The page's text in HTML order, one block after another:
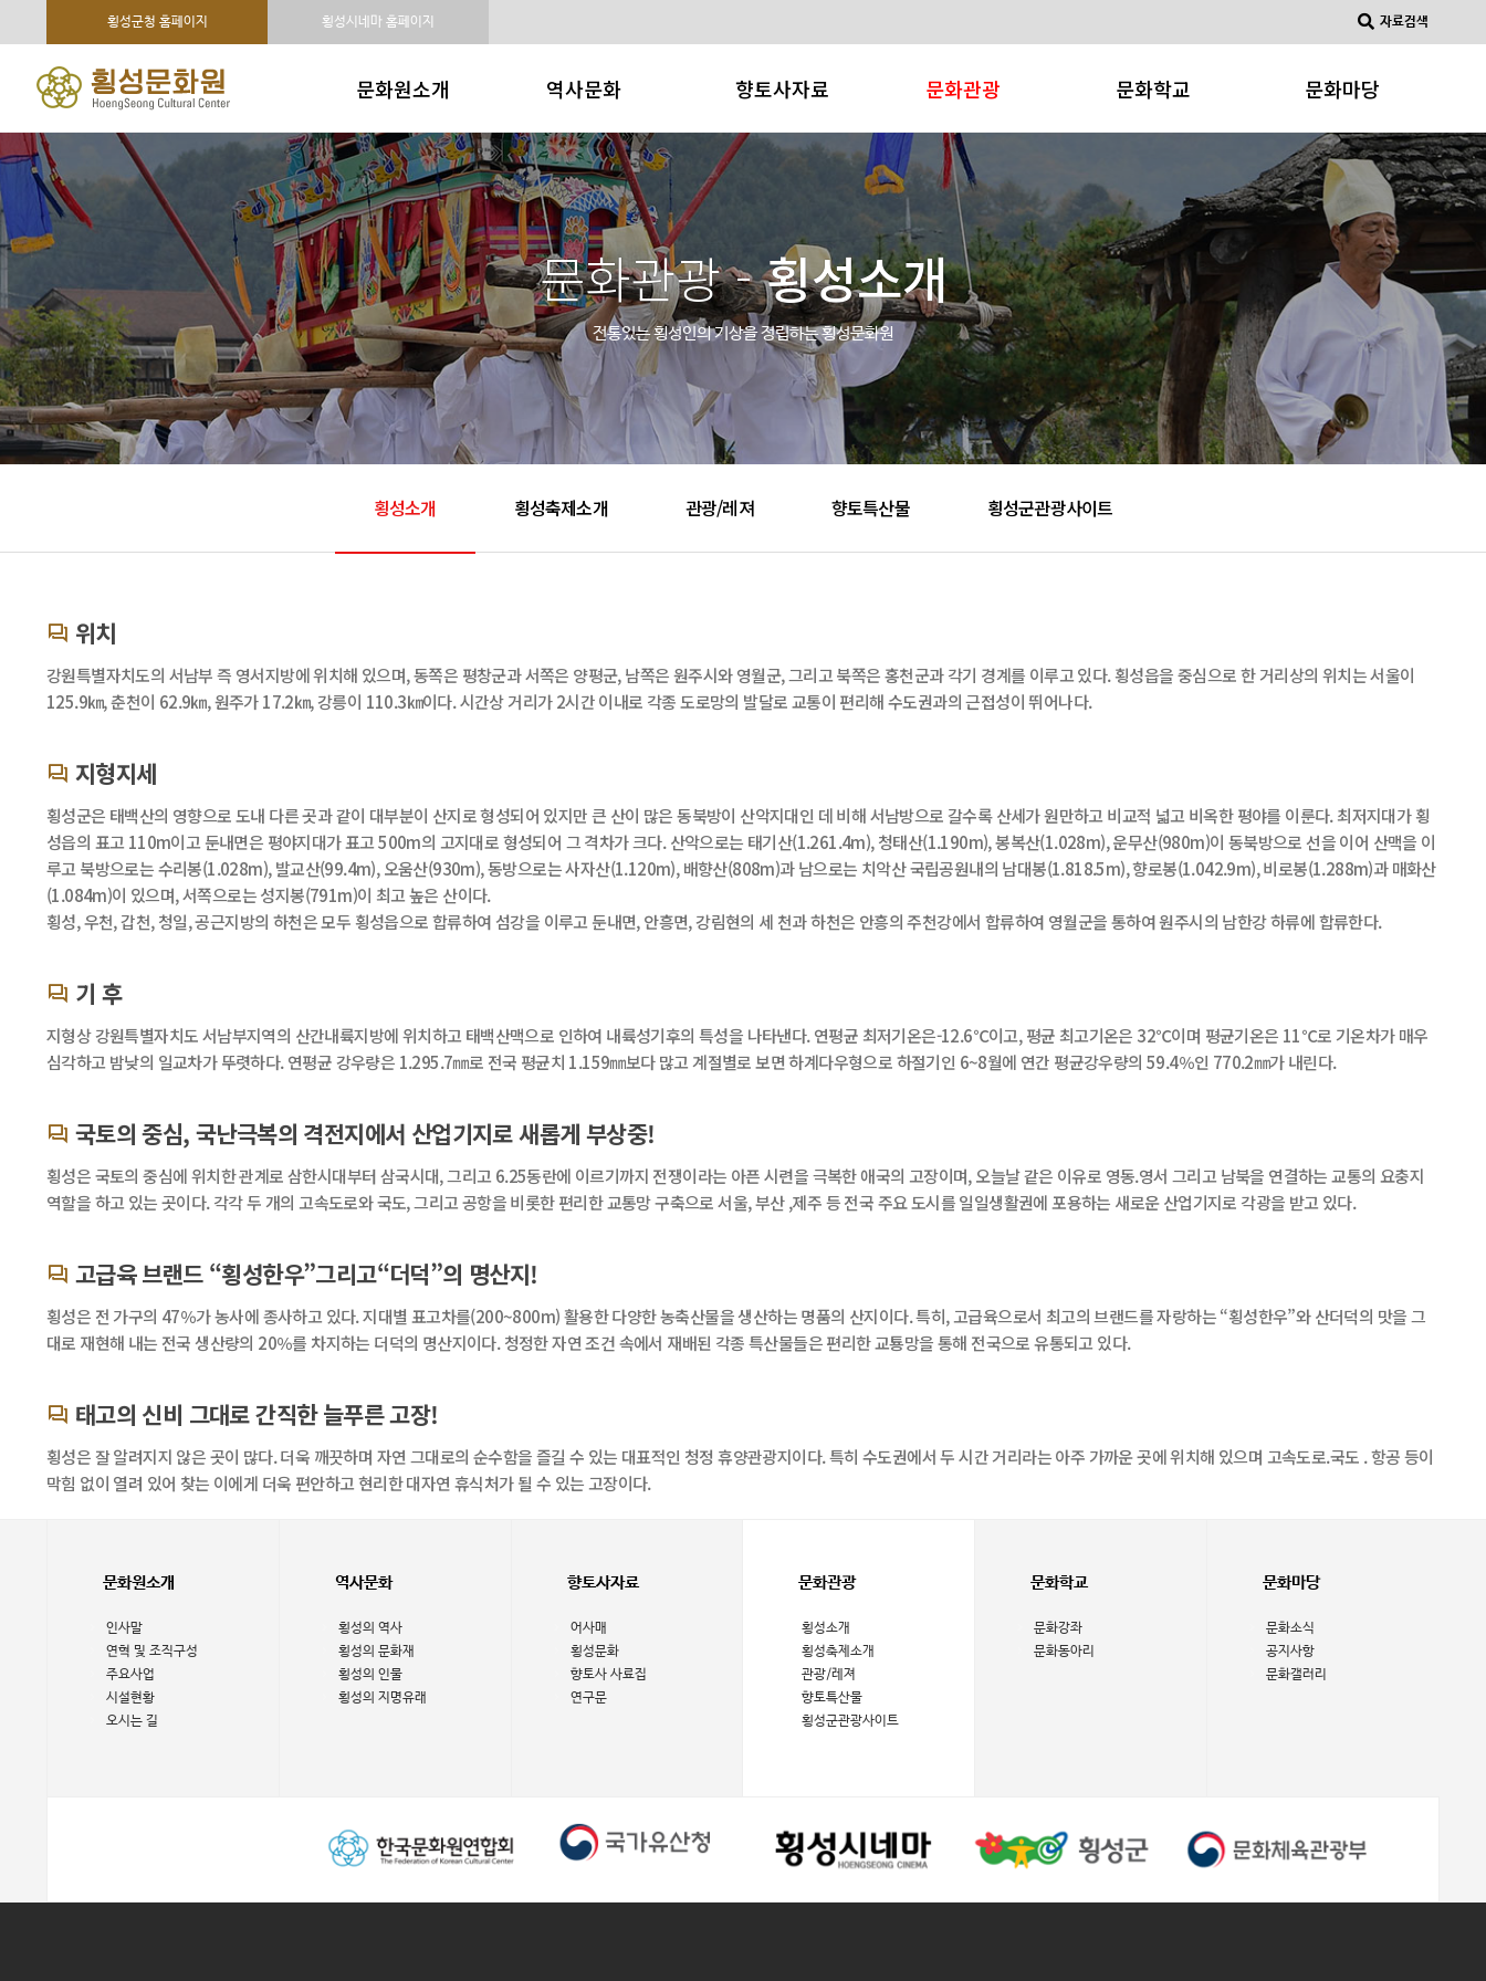
횡성군청 홈페이지 횡성시네마 홈페이지 자료검색
문화원소개 역사문화 향토사자료 문화관광 문화학교 문화마당
인사말
연혁 및 조직구성
주요사업
시설현황
오시는 길
횡성의 역사
횡성의 문화재
횡성의 인물
횡성의 지명유래
향토사 사료집
연구문
횡성소개
횡성축제소개
관광/레져
향토특산물
횡성군관광사이트
문화동아리
문화소식
공지사항
문화갤러리
문화관광 -횡성소개
전통있는 횡성인의 기상을 정립하는횡성문화원
횡성소개 횡성축제소개 관광/레져 향토특산물 횡성군관광사이트
위치
강원특별자치도의 서남부 즉 영서지방에 위치해 있으며, 동쪽은 평창군과 서쪽은 양평군, 남쪽은 원주시와 영월군, 그리고 북쪽은 홍천군과 각기 경계를 이루고 있다. 횡성읍을 중심으로 한 거리상의 위치는 서울이
125.9㎞, 춘천이 62.9㎞, 원주가 17.2㎞, 강릉이 110.3㎞이다. 시간상 거리가 2시간 이내로 각종 도로망의 발달로 교통이 편리해 수도권과의 근접성이 뛰어나다.
지형지세
횡성군은 태백산의 영향으로 도내 다른 곳과 같이 대부분이 산지로 형성되어 있지만 큰 산이 많은 동북방이 산악지대인 데 비해 서남방으로 갈수록 산세가 원만하고 비교적 넓고 비옥한 평야를 이룬다. 최저지대가 횡
성읍의 표고 110m이고 둔내면은 평야지대가 표고 500m의 고지대로 형성되어 그 격차가 크다. 산악으로는 태기산(1.261.4m), 청태산(1.190m), 봉복산(1.028m), 운무산(980m)이 동북방으로 선을 이어 산맥을 이
루고 북방으로는 수리봉(1.028m), 발교산(99.4m), 오움산(930m), 동방으로는 사자산(1.120m), 배향산(808m)과 남으로는 치악산 국립공원내의 남대봉(1.818.5m), 향로봉(1.042.9m), 비로봉(1.288m)과 매화산
(1.084m)이 있으며, 서쪽으로는 성지봉(791m)이 최고 높은 산이다.
횡성, 우천, 갑천, 청일, 공근지방의 하천은 모두 횡성읍으로 합류하여 섬강을 이루고 둔내면, 안흥면, 강림현의 세 천과 하천은 안흥의 주천강에서 합류하여 영월군을 통하여 원주시의 남한강 하류에 합류한다.
기 후
지형상 강원특별자치도 서남부지역의 산간내륙지방에 위치하고 태백산맥으로 인하여 내륙성기후의 특성을 나타낸다. 연평균 최저기온은-12.6℃이고, 평균 최고기온은 32℃이며 평균기온은 11℃로 기온차가 매우
심각하고 밤낮의 일교차가 뚜렷하다. 연평균 강우량은 1.295.7㎜로 전국 평균치 1.159㎜보다 많고 계절별로 보면 하계다우형으로 하절기인 6~8월에 연간 평균강우량의 59.4％인 770.2㎜가 내린다.
국토의 중심, 국난극복의 격전지에서 산업기지로 새롭게 부상중!
횡성은 국토의 중심에 위치한 관계로 삼한시대부터 삼국시대, 그리고 6.25동란에 이르기까지 전쟁이라는 아픈 시련을 극복한 애국의 고장이며, 오늘날 같은 이유로 영동.영서 그리고 남북을 연결하는 교통의 요충지
역할을 하고 있는 곳이다. 각각 두 개의 고속도로와 국도, 그리고 공항을 비롯한 편리한 교통망 구축으로 서울, 부산 ,제주 등 전국 주요 도시를 일일생활권에 포용하는 새로운 산업기지로 각광을 받고 있다.
고급육 브랜드 “횡성한우”그리고“더덕”의 명산지!
횡성은 전 가구의 47％가 농사에 종사하고 있다. 지대별 표고차를(200~800m) 활용한 다양한 농축산물을 생산하는 명품의 산지이다. 특히, 고급육으로서 최고의 브랜드를 자랑하는 “횡성한우”와 산더덕의 맛을 그
대로 재현해 내는 전국 생산량의 20％를 차지하는 더덕의 명산지이다. 청정한 자연 조건 속에서 재배된 각종 특산물들은 편리한 교툥망을 통해 전국으로 유통되고 있다.
태고의 신비 그대로 간직한 늘푸른 고장!
횡성은 잘 알려지지 않은 곳이 많다. 더욱 깨끗하며 자연 그대로의 순수함을 즐길 수 있는 대표적인 청정 휴양관광지이다. 특히 수도권에서 두 시간 거리라는 아주 가까운 곳에 위치해 있으며 고속도로.국도 . 항공 등이
막힘 없이 열려 있어 찾는 이에게 더욱 편안하고 현리한 대자연 휴식처가 될 수 있는 고장이다.
문화원소개
인사말
연혁 및 조직구성
주요사업
시설현황
오시는 길
역사문화
횡성의 역사
횡성의 문화재
횡성의 인물
횡성의 지명유래
향토사자료
어사매
횡성문화
향토사 사료집
연구문
문화관광
횡성소개
횡성축제소개
관광/레져
향토특산물
횡성군관광사이트
문화학교
문화강좌
문화동아리
문화마당
문화소식
공지사항
문화갤러리